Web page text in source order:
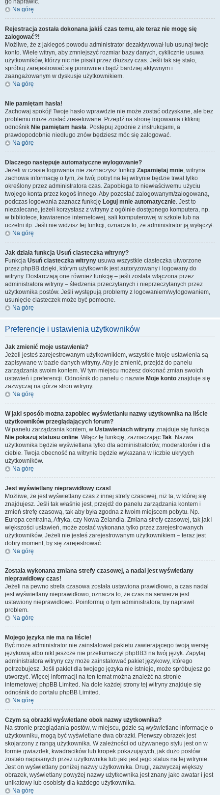
go naprawić.
Na górę
Rejestracja została dokonana jakiś czas temu, ale teraz nie mogę się
zalogować?!
Możliwe, że z jakiegoś powodu administrator dezaktywował lub usunął twoje
konto. Wiele witryn, aby zmniejszyć rozmiar bazy danych, cyklicznie usuwa
użytkowników, którzy nic nie pisali przez dłuższy czas. Jeśli tak się stało,
spróbuj zarejestrować się ponownie i bądź bardziej aktywnym i
zaangażowanym w dyskusje użytkownikiem.
Na górę
Nie pamiętam hasła!
Zachowaj spokój! Twoje hasło wprawdzie nie może zostać odzyskane, ale bez
problemu może zostać zresetowane. Przejdź na stronę logowania i kliknij
odnośnik Nie pamiętam hasła. Postępuj zgodnie z instrukcjami, a
prawdopodobnie niedługo znów będziesz móc się zalogować.
Na górę
Dlaczego następuje automatyczne wylogowanie?
Jeżeli w czasie logowania nie zaznaczysz funkcji Zapamiętaj mnie, witryna
zachowa informację o tym, że twój pobyt na tej witrynie będzie trwał tylko
określony przez administratora czas. Zapobiega to niewłaściwemu użyciu
twojego konta przez kogoś innego. Aby pozostać zalogowanym/zalogowaną,
podczas logowania zaznacz funkcję Loguj mnie automatycznie. Jest to
niezalecane, jeżeli korzystasz z witryny z ogólnie dostępnego komputera, np.
w bibliotece, kawiarence internetowej, sali komputerowej w szkole lub na
uczelni itp. Jeśli nie widzisz tej funkcji, oznacza to, że administrator ją wyłączył.
Na górę
Jak działa funkcja Usuń ciasteczka witryny?
Funkcja Usuń ciasteczka witryny usuwa wszystkie ciasteczka utworzone
przez phpBB dzięki, którym użytkownik jest autoryzowany i logowany do
witryny. Dostarczają one również funkcję – jeśli została włączona przez
administratora witryny – śledzenia przeczytanych i nieprzeczytanych przez
użytkownika postów. Jeśli występują problemy z logowaniem/wylogowaniem,
usunięcie ciasteczek może być pomocne.
Na górę
Preferencje i ustawienia użytkowników
Jak zmienić moje ustawienia?
Jeżeli jesteś zarejestrowanym użytkownikiem, wszystkie twoje ustawienia są
zapisywane w bazie danych witryny. Aby je zmienić, przejdź do panelu
zarządzania swoim kontem. W tym miejscu możesz dokonać zmian swoich
ustawień i preferencji. Odnośnik do panelu o nazwie Moje konto znajduje się
zazwyczaj na górze stron witryny.
Na górę
W jaki sposób można zapobiec wyświetlaniu nazwy użytkownika na liście
użytkowników przeglądających forum?
W panelu zarządzania kontem, w Ustawieniach witryny znajduje się funkcja
Nie pokazuj statusu online. Włącz tę funkcję, zaznaczając Tak. Nazwa
użytkownika będzie wyświetlana tylko dla administratorów, moderatorów i dla
ciebie. Twoja obecność na witrynie będzie wykazana w liczbie ukrytych
użytkowników.
Na górę
Jest wyświetlany nieprawidłowy czas!
Możliwe, że jest wyświetlany czas z innej strefy czasowej, niż ta, w której się
znajdujesz. Jeśli tak właśnie jest, przejdź do panelu zarządzania kontem i
zmień strefę czasową, tak aby była zgodna z twoim miejscem pobytu. Np.
Europa centralna, Afryka, czy Nowa Zelandia. Zmiana strefy czasowej, tak jak i
większości ustawień, może zostać wykonana tylko przez zarejestrowanych
użytkowników. Jeżeli nie jesteś zarejestrowanym użytkownikiem – teraz jest
dobry moment, by się zarejestrować.
Na górę
Została wykonana zmiana strefy czasowej, a nadal jest wyświetlany
nieprawidłowy czas!
Jeżeli na pewno strefa czasowa została ustawiona prawidłowo, a czas nadal
jest wyświetlany nieprawidłowo, oznacza to, że czas na serwerze jest
ustawiony nieprawidłowo. Poinformuj o tym administratora, by naprawił
problem.
Na górę
Mojego języka nie ma na liście!
Być może administrator nie zainstalował pakietu zawierającego twoją wersję
językową albo nikt jeszcze nie przetłumaczył phpBB3 na twój język. Zapytaj
administratora witryny czy może zainstalować pakiet językowy, którego
potrzebujesz. Jeśli pakiet dla twojego języka nie istnieje, może spróbujesz go
utworzyć. Więcej informacji na ten temat można znaleźć na stronie
internetowej phpBB Limited. Na dole każdej strony tej witryny znajduje się
odnośnik do portalu phpBB Limited.
Na górę
Czym są obrazki wyświetlane obok nazwy użytkownika?
Na stronie przeglądania postów, w miejscu, gdzie są wyświetlane informacje o
użytkowniku, mogą być wyświetlane dwa obrazki. Pierwszy obrazek jest
skojarzony z rangą użytkownika. W zależności od używanego stylu jest on w
formie gwiazdek, kwadracików lub kropek pokazujących, jak dużo postów
zostało napisanych przez użytkownika lub jaki jest jego status na tej witrynie.
Jest on wyświetlany poniżej nazwy użytkownika. Drugi, zazwyczaj większy
obrazek, wyświetlany powyżej nazwy użytkownika jest znany jako awatar i jest
unikatowy lub osobisty dla każdego użytkownika.
Na górę